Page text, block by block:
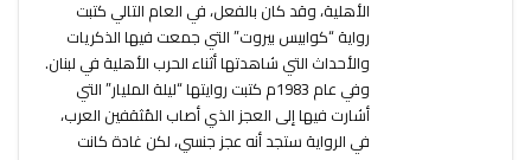
الأهلية، وقد كان بالفعل، في العام التالي كتبت
رواية “كوابيس بيروت” التي جمعت فيها الذكريات
والأحداث التي شاهدتها أثناء الحرب الأهلية في لبنان.
وفي عام 1983م كتبت روايتها “ليلة المليار” التي
أشارت فيها إلى العجز الذي أصاب المُثقفين العرب،
في الرواية ستجد أنه عجز جنسي، لكن غادة كانت